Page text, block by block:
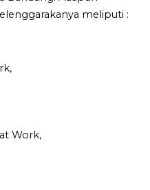
meliputi :
Work,